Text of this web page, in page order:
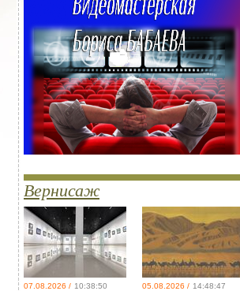
Вернисаж
07.08.2026 / 10:38:50 05.08.2026 / 14:48:47